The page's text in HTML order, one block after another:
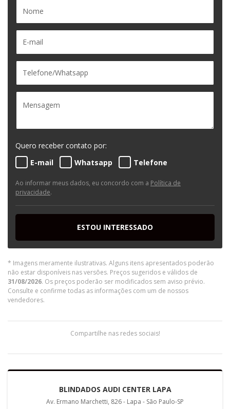
Quero receber contato por:
E-mail
Whatsapp Telefone
Ao informar meus dados, eu concordo com a Política de
privacidade.
ESTOU INTERESSADO
* Imagens meramente ilustrativas. Alguns itens apresentados poderão
não estar disponíveis nas versões. Preços sugeridos e válidos de
31/08/2026. Os preços poderão ser modificados sem aviso prévio.
Consulte e confirme todas as informações com um de nossos
vendedores.
Compartilhe nas redes sociais!
BLINDADOS AUDI CENTER LAPA
Av. Ermano Marchetti, 826 - Lapa - São Paulo-SP